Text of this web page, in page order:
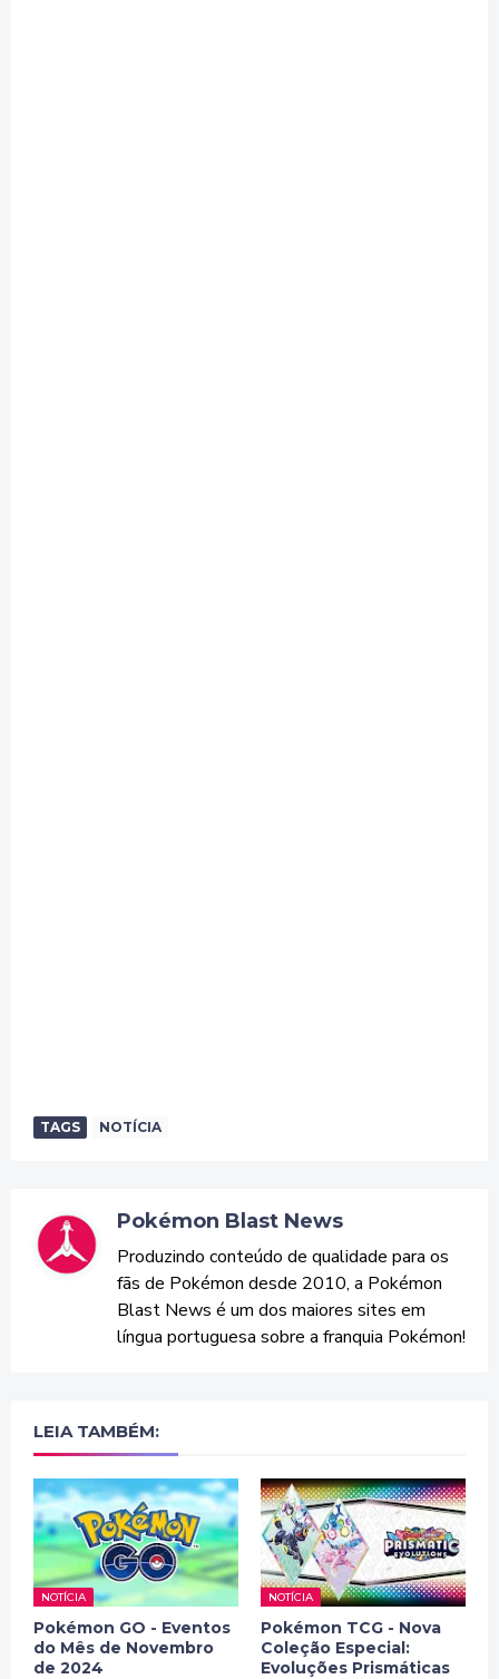
TAGS NOTÍCIA
Pokémon Blast News
Produzindo conteúdo de qualidade para os
fãs de Pokémon desde 2010, a Pokémon
Blast News é um dos maiores sites em
língua portuguesa sobre a franquia Pokémon!
LEIA TAMBÉM:
NOTÍCIA
Pokémon GO - Eventos
do Mês de Novembro
de 2024
NOTÍCIA
Pokémon TCG - Nova
Coleção Especial:
Evoluções Prismáticas